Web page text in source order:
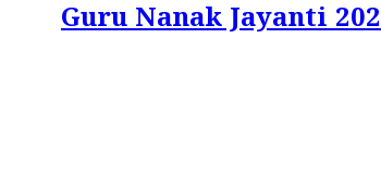
Guru Nanak Jayanti 2025: